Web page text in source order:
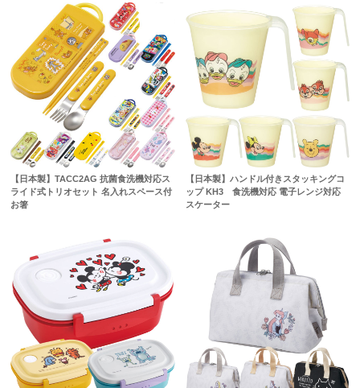
【日本製】TACC2AG 抗菌食洗機対応ス
ライド式トリオセット 名入れスペース付
お箸
【日本製】ハンドル付きスタッキングコ
ップ KH3 食洗機対応 電子レンジ対応
スケーター